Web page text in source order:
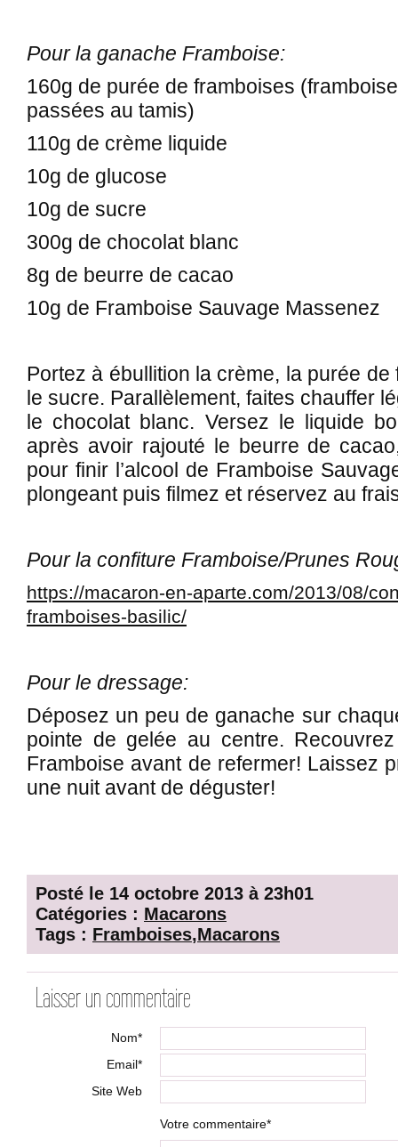
Pour la ganache Framboise:
160g de purée de framboises
passées au tamis)
110g de crème liquide
10g de glucose
10g de sucre
300g de chocolat blanc
8g de beurre de cacao
10g de Framboise Sauvage Massenez
Portez à ébullition la crème, la purée
le sucre. Parallèlement, faites chauffer
le chocolat blanc. Versez le liquide
après avoir rajouté le beurre de
pour finir l’alcool de Framboise
plongeant puis filmez et réservez au
Pour la confiture Framboise/Prunes
https://macaron-en-aparte.com/2013/08/
framboises-basilic/
Pour le dressage:
Déposez un peu de ganache sur
pointe de gelée au centre.
Framboise avant de refermer! Laissez
une nuit avant de déguster!
Posté le 14 octobre 2013 à 23h01
Catégories : Macarons
Tags : Framboises,Macarons
Laisser un commentaire
Nom*
Email*
Site Web
Votre commentaire*